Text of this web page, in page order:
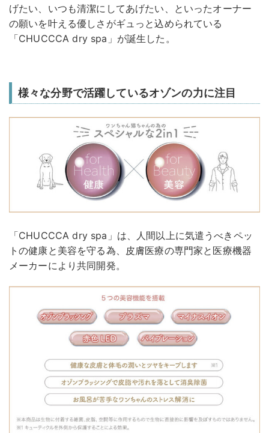
げたい、いつも清潔にしてあげたい、といったオーナー
の願いを叶える優しさがギュっと込められている
「CHUCCCA dry spa」が誕生した。
様々な分野で活躍しているオゾンの力に注目
「CHUCCCA dry spa」は、人間以上に気遣うべきペッ
トの健康と美容を守る為、皮膚医療の専門家と医療機器
メーカーにより共同開発。